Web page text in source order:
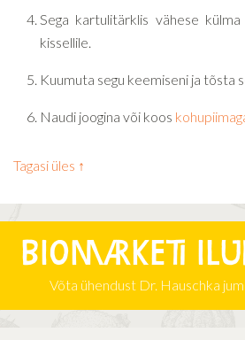
Sega kartulitärklis vähese
kissellile.
Kuumuta segu keemiseni ja tõsta
Naudi joogina või koos
Tagasi üles ↑
Biomarketi
Võta ühendust Dr. Hauschka